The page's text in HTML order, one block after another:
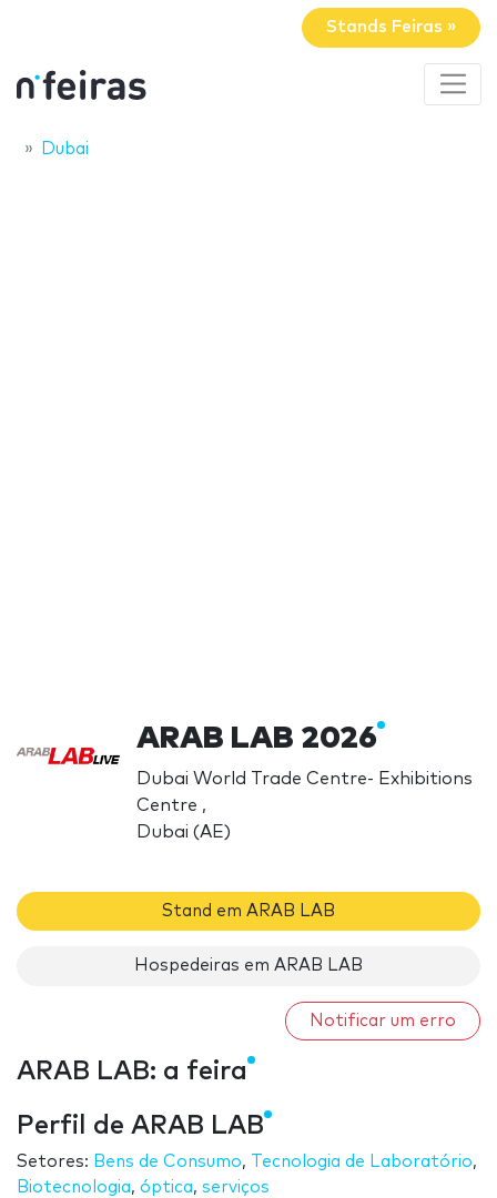
Stands Feiras »
Dubai
ARAB LAB 2026
Dubai World Trade Centre- Exhibitions
Centre ,
Dubai (AE)
Stand em ARAB LAB
Hospedeiras em ARAB LAB
Notificar um erro
ARAB LAB: a feira
Perfil de ARAB LAB
Setores: Bens de Consumo, Tecnologia de Laboratório,
Biotecnologia, óptica, serviços